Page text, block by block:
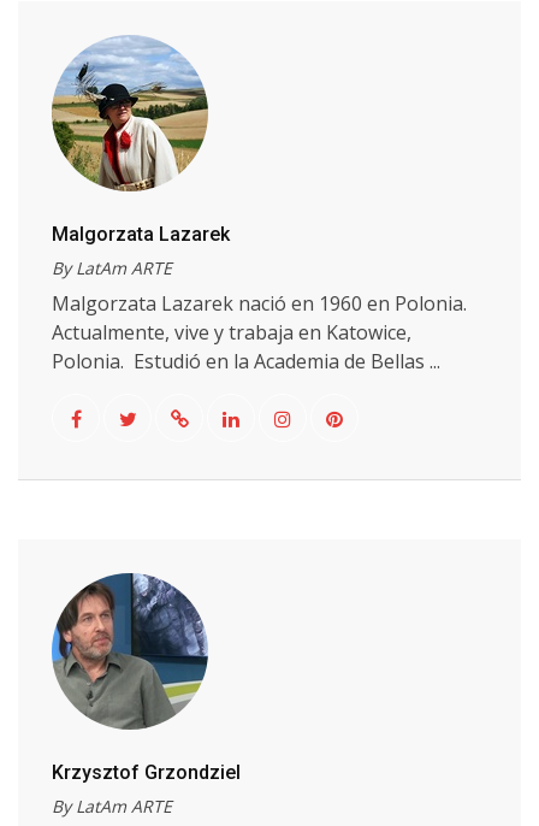
Malgorzata Lazarek
By LatAm ARTE
Malgorzata Lazarek nació en 1960 en Polonia.
Actualmente, vive y trabaja en Katowice,
Polonia. Estudió en la Academia de Bellas ...
Krzysztof Grzondziel
By LatAm ARTE